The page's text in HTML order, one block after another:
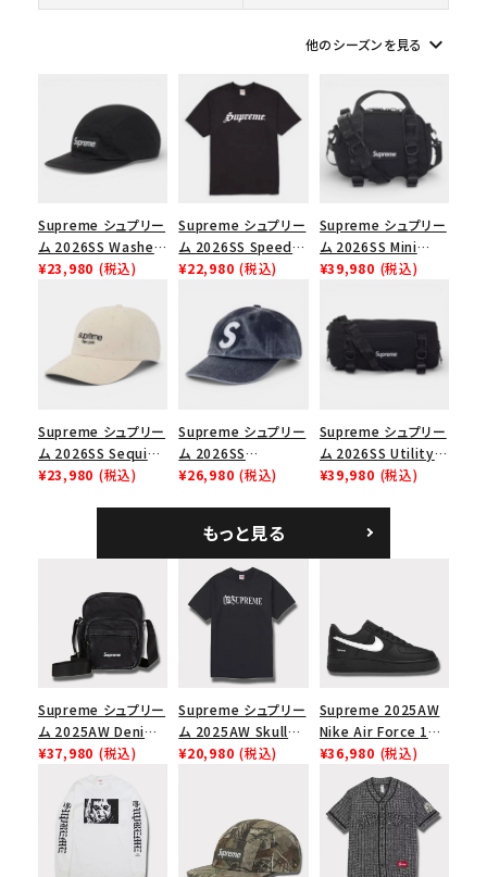
シーズンから探す
価格から探す
円 ～
在庫のない商品を表示する
他のシーズンを見る keyboard_arrow_down
Supreme シュプリー
ム 2026SS Washed
Chino Twill Camp
ノツイル キャンプキャ
ップ ブラック
¥23,980 (税込)
Supreme シュプリー
ム 2026SS Speed
Tee スピードTシャツ
¥22,980 (税込)
Supreme シュプリー
ム 2026SS Mini
Duffle Bag ミニダッ
¥39,980 (税込)
Supreme シュプリー
ム 2026SS Sequin
Denim Classic
ャップ ナチュラル
¥23,980 (税込)
Supreme シュプリー
ム 2026SS
Pigment Coated S
ゴ 6パネル ネイビー
¥26,980 (税込)
Supreme シュプリー
ム 2026SS Utility
Bag ユーティリティ
¥39,980 (税込)
もっと見る
Supreme シュプリー
ム 2025AW Denim
Shoulder Bag デニ
ブラック
¥37,980 (税込)
Supreme シュプリー
ム 2025AW Skull
Tee スカル Tシャツ
¥20,980 (税込)
Supreme 2025AW
Nike Air Force 1
Low シュプリーム ナ
イキエアフォース１ス
ニーカー シューズ ブ
ラック
¥36,980 (税込)